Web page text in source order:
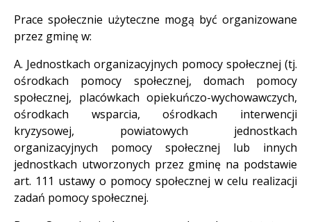
Prace społecznie użyteczne mogą być organizowane
przez gminę w:
A. Jednostkach organizacyjnych pomocy społecznej (tj.
ośrodkach pomocy społecznej, domach pomocy
społecznej, placówkach opiekuńczo-wychowawczych,
ośrodkach wsparcia, ośrodkach interwencji
kryzysowej, powiatowych jednostkach
organizacyjnych pomocy społecznej lub innych
jednostkach utworzonych przez gminę na podstawie
art. 111 ustawy o pomocy społecznej w celu realizacji
zadań pomocy społecznej.